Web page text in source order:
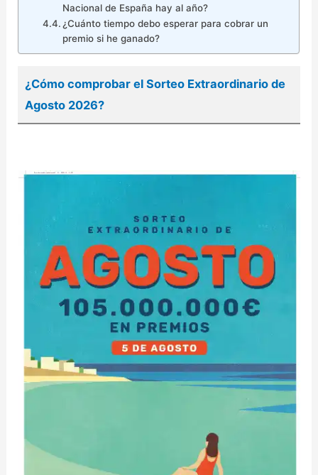
Nacional de España hay al año?
¿Cuánto tiempo debo esperar para cobrar un
premio si he ganado?
¿Cómo comprobar el Sorteo Extraordinario de
Agosto 2026?